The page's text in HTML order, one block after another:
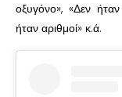
οξυγόνο», «Δεν
ήταν αριθμοί» κ.ά.